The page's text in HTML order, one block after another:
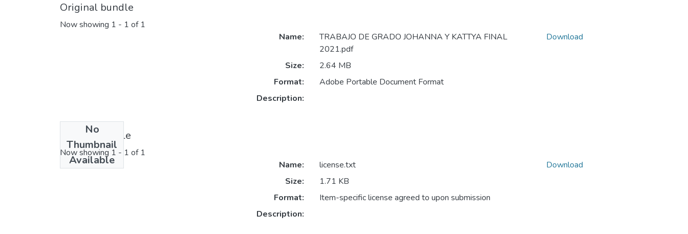
Original bundle
Now showing 1 - 1 of 1
No
Thumbnail
Available
Name:
TRABAJO DE GRADO JOHANNA Y KATTYA FINAL
2021.pdf
Size:
2.64 MB
Format:
Adobe Portable Document Format
Description:
Download
License bundle
Now showing 1 - 1 of 1
Name:
license.txt
Size:
1.71 KB
Format:
Item-specific license agreed to upon submission
Description:
Download